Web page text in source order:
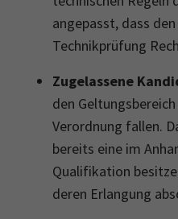
angepasst, dass
Technikprüfung
Zugelassene
den
Verordnung fallen.
bereits eine im
Qualifikation
deren Erlangung